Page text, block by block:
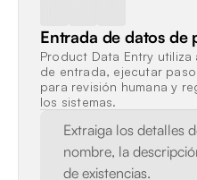
Extraiga los detalles
nombre, la
de existencias.
Entrada de datos de
Product Data Entry
de entrada, ejecutar
para revisión humana y
los sistemas.